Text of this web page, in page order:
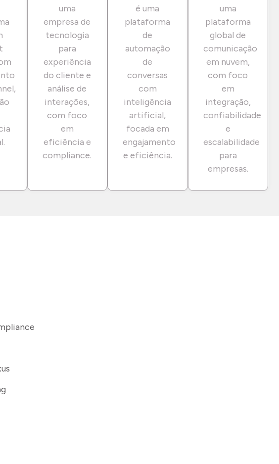
uma
empresa de
tecnologia
para
experiência
do cliente e
análise de
interações,
com foco
em
eficiência e
compliance.
é uma
plataforma
de
automação
de
conversas
com
inteligência
artificial,
focada em
engajamento
e eficiência.
uma
plataforma
global de
comunicação
em nuvem,
com foco
em
integração,
confiabilidade
e
escalabilidade
para
empresas.